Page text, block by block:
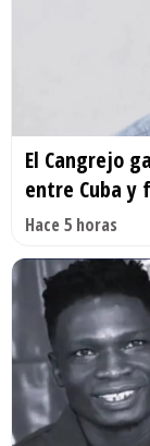
El Cangrejo
entre Cuba y
Hace 5 horas